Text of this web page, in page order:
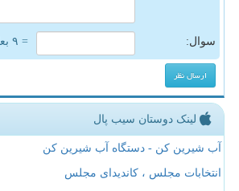
سوال: = ۹ بعلاوه ۴
لینک دوستان سیب پال
آب شیرین کن - دستگاه آب شیرین کن
انتخابات مجلس ، کاندیدای مجلس